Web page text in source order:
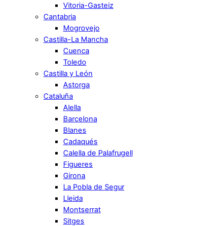
Vitoria-Gasteiz
Cantabria
Mogrovejo
Castilla-La Mancha
Cuenca
Toledo
Castilla y León
Astorga
Cataluña
Alella
Barcelona
Blanes
Cadaqués
Calella de Palafrugell
Figueres
Girona
La Pobla de Segur
Lleida
Montserrat
Sitges